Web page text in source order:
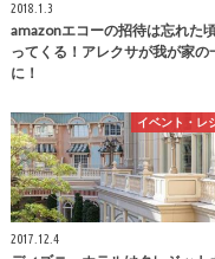
2018.1.3
amazonエコーの招待は忘れた
ってくる！アレクサが我が家の
に！
イベント・レ
2017.12.4